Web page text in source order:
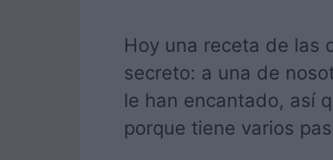
Hoy una receta de las
secreto: a una de
le han encantado, así
porque tiene varios